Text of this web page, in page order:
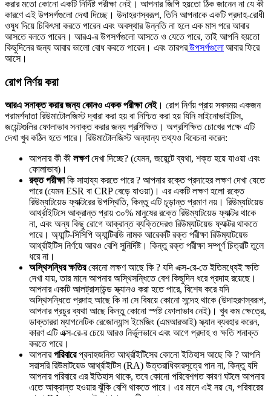
করার মতো কোনো একটি নির্দিষ্ট পরীক্ষা নেই। আপনার জিপি হয়তো ঠিক জানেন না যে কী
কারণে এই উপসর্গগুলো দেখা দিচ্ছে। উদাহরণস্বরূপ, তিনি আপনাকে একটি প্রদাহ-রোধী
ওষুধ দিয়ে চিকিৎসা করতে পারেন এবং অবস্থার উন্নতি না হলে এক মাস পরে আবার
আসতে বলতে পারেন। আরএ-র উপসর্গগুলো আসতে ও যেতে পারে, তাই আপনি হয়তো
কিছুদিনের জন্য আবার ভালো বোধ করতে পারেন। এবং তারপরউপসর্গগুলোআবার ফিরে
আসে।
রোগ নির্ণয় করা
আরএ সনাক্ত করার জন্য কোনও একক পরীক্ষা নেই। রোগ নির্ণয় প্রায় সবসময় একজন
পরামর্শদাতা রিউমাটোলজিস্ট দ্বারা করা হয় বা নিশ্চিত করা হয় যিনি সাইনোভাইটিস,
জয়েন্টগুলির ফোলাভাব সনাক্ত করার জন্য প্রশিক্ষিত। অপ্রশিক্ষিত চোখের পক্ষে এটি
দেখা খুব কঠিন হতে পারে। রিউমাটোলজিস্ট অন্যান্য তথ্যও বিবেচনা করেন:
আপনার কী কী লক্ষণদেখা দিচ্ছে? (যেমন, জয়েন্টে ব্যথা, শক্ত হয়ে যাওয়া এবং
ফোলাভাব)।
রক্ত পরীক্ষাকি সাহায্য করতে পারে ? আপনার রক্তে প্রদাহের লক্ষণ দেখা যেতে
পারে (যেমন ESR বা CRP বেড়ে যাওয়া)। এর একটি লক্ষণ হলো রক্তে
রিউম্যাটয়েড ফ্যাক্টরের উপস্থিতি, কিন্তু এটি চূড়ান্ত প্রমাণ নয়। রিউম্যাটয়েড
আর্থ্রাইটিসে আক্রান্ত প্রায় ৩০% মানুষের রক্তে রিউম্যাটয়েড ফ্যাক্টর থাকে
না, এবং অন্য কিছু রোগে আক্রান্ত ব্যক্তিদেরও রিউম্যাটয়েড ফ্যাক্টর থাকতে
পারে। অ্যান্টি-সিসিপি অ্যান্টিবডি নামক আরেকটি রক্ত ​​পরীক্ষা রিউম্যাটয়েড
আর্থ্রাইটিস নির্ণয়ে আরও বেশি সুনির্দিষ্ট। কিন্তু রক্ত ​​পরীক্ষা সম্পূর্ণ চিত্রটি তুলে
ধরে না।
অস্থিসন্ধির ক্ষতিরকোনো লক্ষণ আছে কি ? যদি এক্স-রে-তে ইতিমধ্যেই ক্ষতি
দেখা যায়, তার মানে আপনার অস্থিসন্ধিতে বেশ কিছুদিন ধরে প্রদাহ রয়েছে।
আপনার একটি আলট্রাসাউন্ড স্ক্যানও করা হতে পারে, বিশেষ করে যদি
অস্থিসন্ধিতে প্রদাহ আছে কি না সে বিষয়ে কোনো সন্দেহ থাকে (উদাহরণস্বরূপ,
আপনার প্রচুর ব্যথা আছে কিন্তু কোনো স্পষ্ট ফোলাভাব নেই)। খুব কম ক্ষেত্রে,
ডাক্তাররা ম্যাগনেটিক রেজোন্যান্স ইমেজিং (এমআরআই) স্ক্যান ব্যবহার করেন,
কারণ এটি এক্স-রে-র চেয়ে আরও নির্ভুলভাবে এবং আগে প্রদাহ ও ক্ষতি শনাক্ত
করতে পারে।
আপনারপরিবারেপ্রদাহজনিত আর্থ্রাইটিসের কোনো ইতিহাস আছে কি ? আপনি
সরাসরি রিউমাটয়েড আর্থ্রাইটিস (RA) উত্তরাধিকারসূত্রে পান না, কিন্তু যদি
আপনার পরিবারে এর ইতিহাস থাকে, তবে কোনো পরিবেশগত কারণ ঘটলে আপনার
এতে আক্রান্ত হওয়ার ঝুঁকি বেশি থাকতে পারে। এর মানে এই নয় যে, পরিবারের